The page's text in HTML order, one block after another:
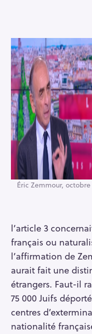
Éric Zemmour, octobre
l’article 3
français ou
l’affirmation de
aurait fait une
étrangers. Faut-il
75 000 Juifs
centres
nationalité